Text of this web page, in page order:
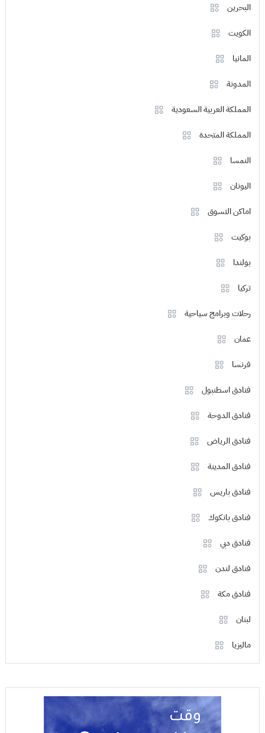
البحرين
الكويت
المانيا
المدونة
المملكة العربية السعودية
المملكة المتحدة
النمسا
اليونان
اماكن التسوق
بوكيت
بولندا
تركيا
رحلات وبرامج سياحية
عمان
فرنسا
فنادق اسطنبول
فنادق الدوحة
فنادق الرياض
فنادق المدينة
فنادق باريس
فنادق بانكوك
فنادق دبي
فنادق لندن
فنادق مكة
لبنان
ماليزيا